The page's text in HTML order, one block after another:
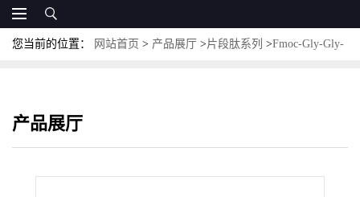
您当前的位置： 网站首页 > 产品展厅 >片段肽系列 >Fmoc-Gly-Gly-
产品展厅